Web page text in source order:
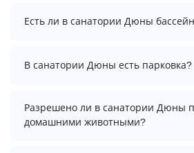
Заезд возможен после 9:00, а
осуществить до 19:00.
Есть ли в санатории Дюны
В санатории Дюны есть крытый
Температура в бассейне: 29 °C.
В санатории Дюны есть парковка?
В санатории Дюны есть парковка,
информацию перед
Разрешено ли в санатории Дюны
домашними животными?